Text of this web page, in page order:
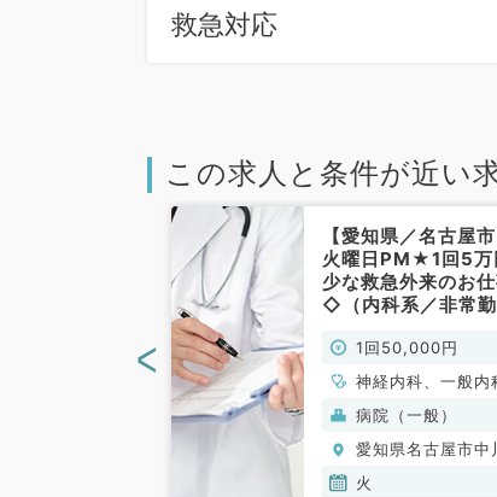
救急対応
この求人と条件が近い
【愛知県／名古屋
火曜日PM★1回5
少な救急外来のお
◇（内科系／非常勤
1回50,000円
神経内科、一般内
器内科、呼吸器内
器内科、内分泌・
科、腎臓内科、老
血液内科、膠原病科
病院（一般）
愛知県名古屋市中
火
<